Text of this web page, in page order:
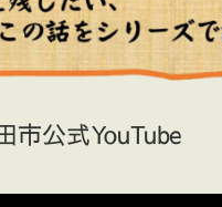
市公式YouTube